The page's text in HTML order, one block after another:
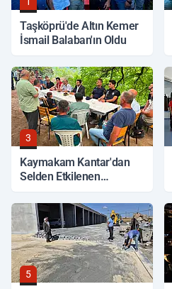
Taşköprü'de Altın Kemer
İsmail Balaban'ın Oldu
3
Kaymakam Kantar'dan
Selden Etkilenen
5